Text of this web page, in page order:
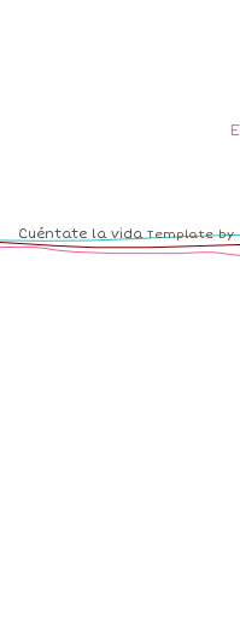
Cuéntate la vidaTemplate